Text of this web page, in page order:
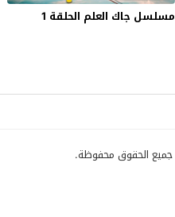
مسلسل جاك العلم الحلقة 1